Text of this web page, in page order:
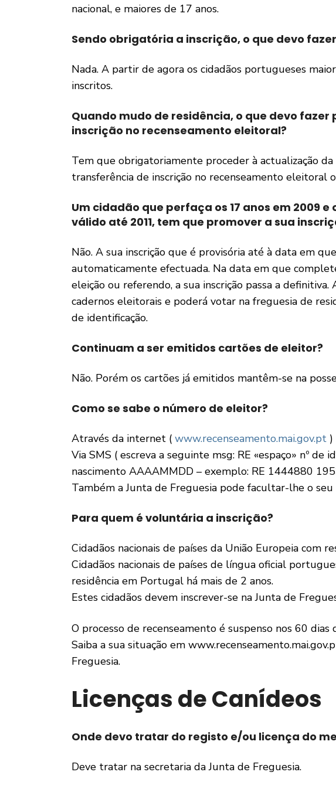
nacional, e maiores de 17 anos.
Sendo obrigatória a inscrição, o que devo
Nada. A partir de agora os cidadãos portugueses
inscritos.
Quando mudo de residência, o que devo
inscrição no recenseamento eleitoral?
Tem que obrigatoriamente proceder à actualização
transferência de inscrição no recenseamento eleitoral
Um cidadão que perfaça os 17 anos em 2009
válido até 2011, tem que promover a sua
Não. A sua inscrição que é provisória até à data em
automaticamente efectuada. Na data em que
eleição ou referendo, a sua inscrição passa a definitiva.
cadernos eleitorais e poderá votar na freguesia de
de identificação.
Continuam a ser emitidos cartões de eleitor?
Não. Porém os cartões já emitidos mantêm-se na
Como se sabe o número de eleitor?
Através da internet ( www.recenseamento.mai.gov.pt )
Via SMS ( escreva a seguinte msg: RE «espaço» nº de
nascimento AAAAMMDD – exemplo: RE 1444880
Também a Junta de Freguesia pode facultar-lhe o
Para quem é voluntária a inscrição?
Cidadãos nacionais de países da União Europeia com
Cidadãos nacionais de países de língua oficial
residência em Portugal há mais de 2 anos.
Estes cidadãos devem inscrever-se na Junta de
O processo de recenseamento é suspenso nos 60
Saiba a sua situação em
Freguesia.
Licenças de Canídeos
Onde devo tratar do registo e/ou licença do
Deve tratar na secretaria da Junta de Freguesia.